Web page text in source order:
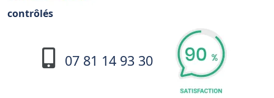
contrôlés
07 81 14 93 30